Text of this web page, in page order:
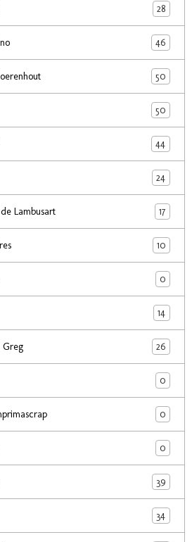
28
46
50
50
44
24
Lambusart 17
10
0
14
Greg 26
0
0
0
39
34